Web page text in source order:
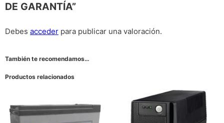
DE GARANTÍA”
Debes acceder para publicar una valoración.
También te recomendamos…
Productos relacionados